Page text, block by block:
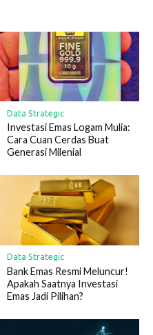
Data Strategic
Investasi Emas Logam Mulia:
Cara Cuan Cerdas Buat
Generasi Milenial
Data Strategic
Bank Emas Resmi Meluncur!
Apakah Saatnya Investasi
Emas Jadi Pilihan?